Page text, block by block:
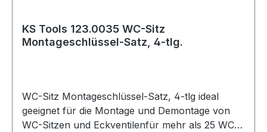
KS Tools 123.0035 WC-Sitz
Montageschlüssel-Satz, 4-tlg.
WC-Sitz Montageschlüssel-Satz, 4-tlg ideal
geeignet für die Montage und Demontage von
WC-Sitzen und Eckventilenfür mehr als 25 WC-